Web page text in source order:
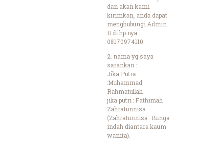
dan akan kami
kirimkan, anda dapat
menghubungi Admin
II di hp nya :
08170974110
2. nama yg saya
sarankan :
Jika Putra
:Muhammad
Rahmatullah
jika putri : Fathimah
Zahratunnisa
(Zahratunnisa : Bunga
indah diantara kaum
wanita).